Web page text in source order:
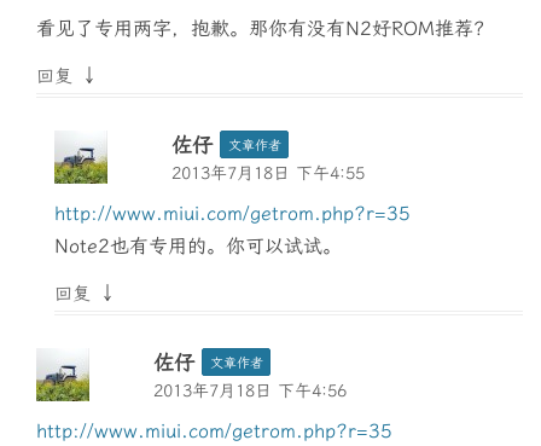
看见了专用两字，抱歉。那你有没有N2好ROM推荐？
回复 ↓
佐仔 文章作者
2013年7月18日 下午4:55
http://www.miui.com/getrom.php?r=35
Note2也有专用的。你可以试试。
回复 ↓
佐仔 文章作者
2013年7月18日 下午4:56
http://www.miui.com/getrom.php?r=35